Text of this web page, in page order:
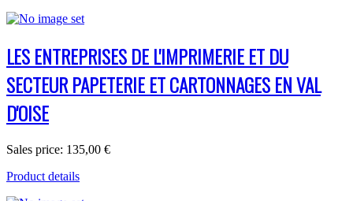
LES ENTREPRISES DE L'IMPRIMERIE ET DU
SECTEUR PAPETERIE ET CARTONNAGES EN VAL
D'OISE
Sales price: 135,00 €
Product details